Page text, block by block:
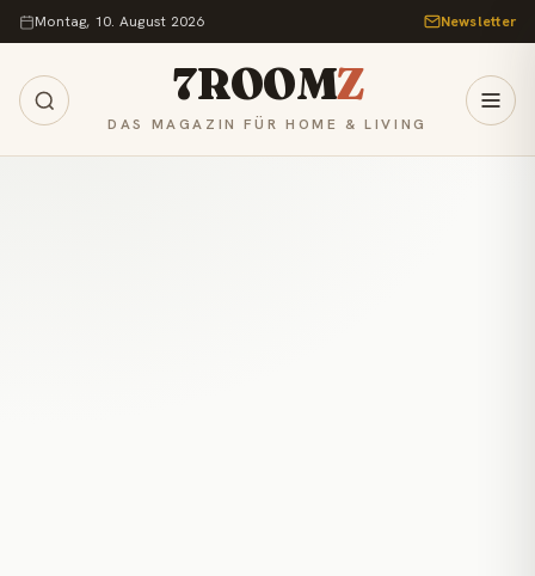
Zum Inhalt springen
Montag, 10. August 2026 Newsletter
7ROOMZ
DAS MAGAZIN FÜR HOME & LIVING